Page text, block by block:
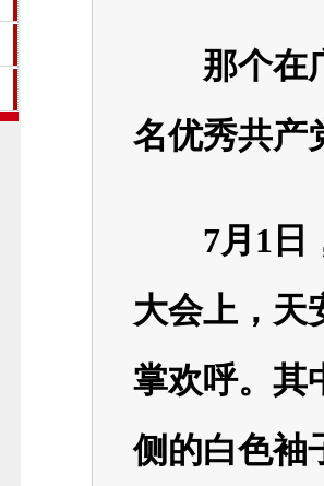
那个在广
名优秀共产
7月1日，
大会上，天
掌欢呼。其
侧的白色袖